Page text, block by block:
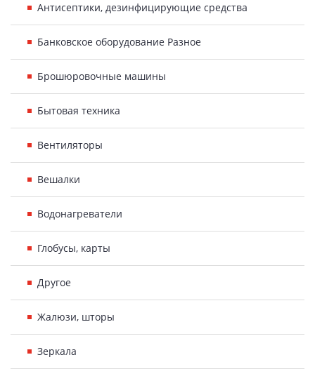
Антисептики, дезинфицирующие средства
Банковское оборудование Разное
Брошюровочные машины
Бытовая техника
Вентиляторы
Вешалки
Водонагреватели
Глобусы, карты
Другое
Жалюзи, шторы
Зеркала